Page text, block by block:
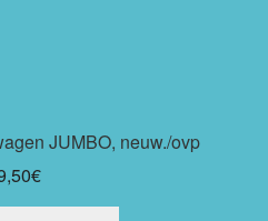
JUMBO, neuw./ovp
€